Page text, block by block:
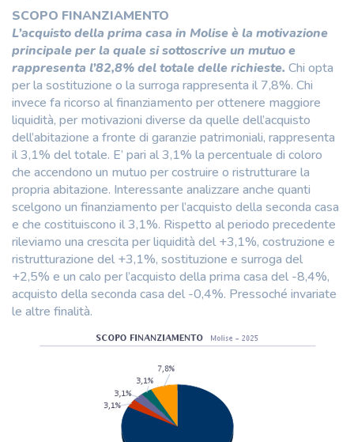
SCOPO FINANZIAMENTO
L’acquisto della prima casa in Molise è la motivazione
principale per la quale si sottoscrive un mutuo e
rappresenta l’82,8% del totale delle richieste. Chi opta
per la sostituzione o la surroga rappresenta il 7,8%. Chi
invece fa ricorso al finanziamento per ottenere maggiore
liquidità, per motivazioni diverse da quelle dell’acquisto
dell’abitazione a fronte di garanzie patrimoniali, rappresenta
il 3,1% del totale. E’ pari al 3,1% la percentuale di coloro
che accendono un mutuo per costruire o ristrutturare la
propria abitazione. Interessante analizzare anche quanti
scelgono un finanziamento per l’acquisto della seconda casa
e che costituiscono il 3,1%. Rispetto al periodo precedente
rileviamo una crescita per liquidità del +3,1%, costruzione e
ristrutturazione del +3,1%, sostituzione e surroga del
+2,5% e un calo per l’acquisto della prima casa del -8,4%,
acquisto della seconda casa del -0,4%. Pressoché invariate
le altre finalità.